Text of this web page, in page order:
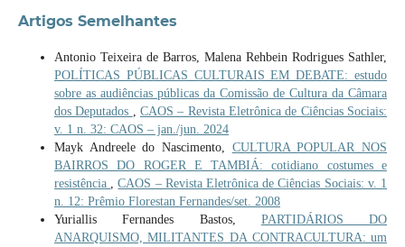
Artigos Semelhantes
Antonio Teixeira de Barros, Malena Rehbein Rodrigues Sathler,
POLÍTICAS PÚBLICAS CULTURAIS EM DEBATE: estudo
sobre as audiências públicas da Comissão de Cultura da Câmara
dos Deputados
CAOS – Revista Eletrônica de Ciências Sociais:
v. 1 n. 32: CAOS – jan./jun. 2024
Mayk Andreele do Nascimento, CULTURA POPULAR NOS
BAIRROS DO ROGER E TAMBIÁ: cotidiano costumes e
resistência
,CAOS – Revista Eletrônica de Ciências Sociais: v. 1
n. 12: Prêmio Florestan Fernandes/set. 2008
Yuriallis Fernandes Bastos, PARTIDÁRIOS DO
ANARQUISMO, MILITANTES DA CONTRACULTURA: um